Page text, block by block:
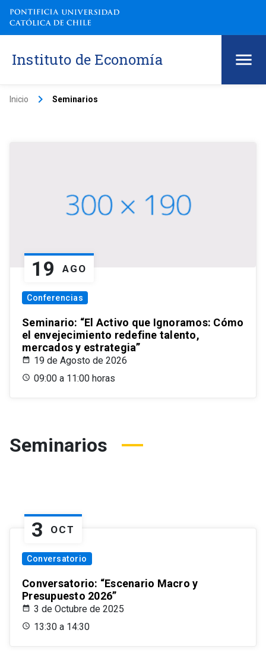
Instituto de Economía
Inicio keyboard_arrow_right Seminarios
19 AGO
Conferencias
Seminario: “El Activo que Ignoramos: Cómo
el envejecimiento redefine talento,
mercados y estrategia”
19 de Agosto de 2026
09:00 a 11:00 horas
Seminarios
3 OCT
Conversatorio
Conversatorio: “Escenario Macro y
Presupuesto 2026”
3 de Octubre de 2025
13:30 a 14:30